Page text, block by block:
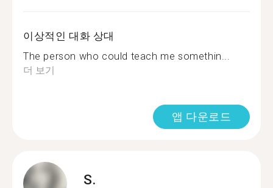
이상적인 대화 상대
The person who could teach me somethin...
더 보기
앱 다운로드
S.